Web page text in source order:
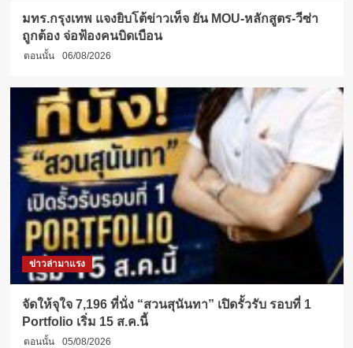
มทร.กรุงเทพ แจงยิบโต้ข่าวเท็จ ยัน MOU-หลักสูตร-วีซ่า
ถูกต้อง จ่อฟ้องคนบิดเบือน
ตอนนั้น 06/08/2026
ข่าวล่ามาแรง
จัดให้จุใจ 7,196 ที่นั่ง “สวนสุนันทา” เปิดรั้วรับ รอบที่ 1
Portfolio เริ่ม 15 ส.ค.นี้
ตอนนั้น 05/08/2026